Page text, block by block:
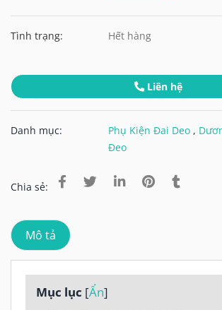
Tình trạng: Hết hàng
Liên hệ
Danh mục: Phụ Kiện Đai Deo ,
Đeo
Chia sẻ:
Mô tả
Mục lục [Ẩn]